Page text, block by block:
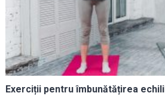
Exerciții pentru îmbunătățirea